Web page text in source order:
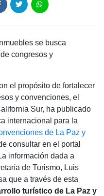
se busca
congresos y
el propósito de fortalecer
y convenciones, el
Sur, ha publicado
internacional para la
de La Paz y
consultar en el portal
información dada a
de Turismo, Luis
que a través de esta
turístico de La Paz y